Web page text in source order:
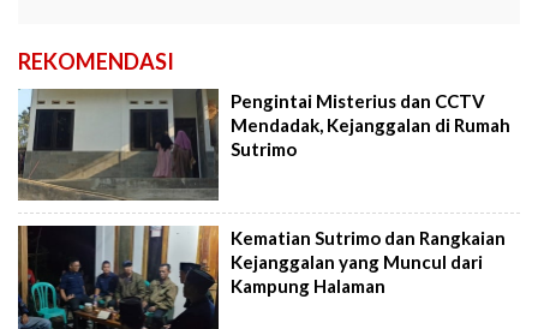
REKOMENDASI
Pengintai Misterius dan CCTV
Mendadak, Kejanggalan di Rumah
Sutrimo
Kematian Sutrimo dan Rangkaian
Kejanggalan yang Muncul dari
Kampung Halaman